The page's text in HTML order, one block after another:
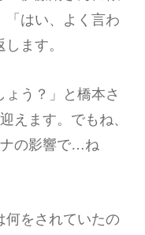
「はい、よく言わ
ます。
ょう？」と橋本さ
えます。でもね、
の影響で…ね
何をされていたの